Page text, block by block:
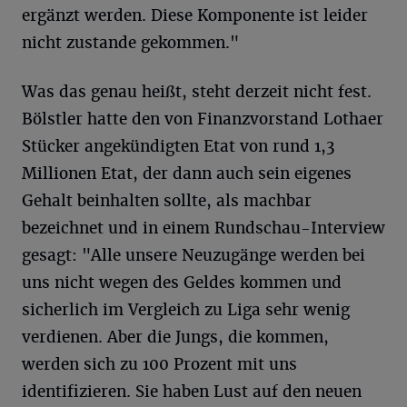
ergänzt werden. Diese Komponente ist leider
nicht zustande gekommen."
Was das genau heißt, steht derzeit nicht fest.
Bölstler hatte den von Finanzvorstand Lothaer
Stücker angekündigten Etat von rund 1,3
Millionen Etat, der dann auch sein eigenes
Gehalt beinhalten sollte, als machbar
bezeichnet und in einem Rundschau-Interview
gesagt: "Alle unsere Neuzugänge werden bei
uns nicht wegen des Geldes kommen und
sicherlich im Vergleich zu Liga sehr wenig
verdienen. Aber die Jungs, die kommen,
werden sich zu 100 Prozent mit uns
identifizieren. Sie haben Lust auf den neuen